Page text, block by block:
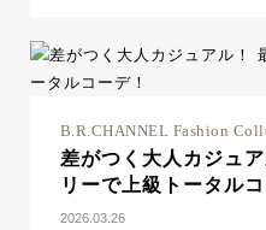
B.R.CHANNEL Fashion
差がつく大人カジュ
リーで上級トータルコ
2026.03.26